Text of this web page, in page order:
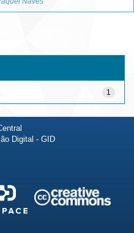
1
Digital - GID